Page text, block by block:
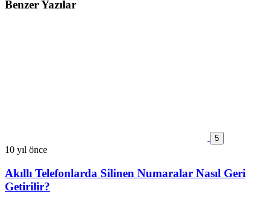
Benzer Yazılar
5
10 yıl önce
Akıllı Telefonlarda Silinen Numaralar Nasıl Geri
Getirilir?